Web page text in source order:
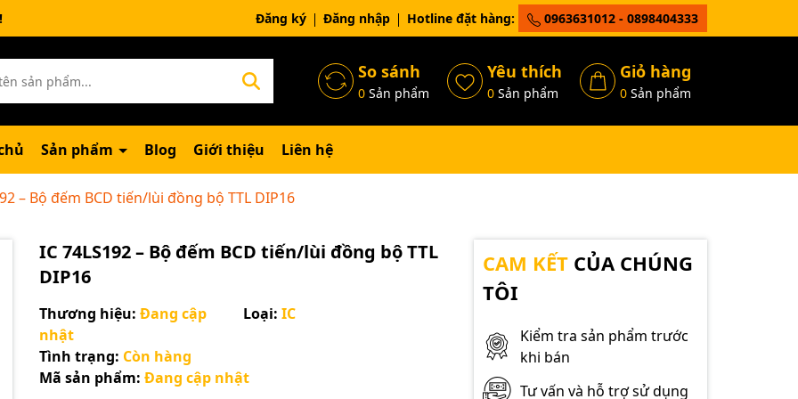
chờ đợi bạn Đăng ký Đăng nhập Hotline đặt hàng: 0963631012 - 0898404333
So sánh
0Sản phẩm
Yêu thích
0Sản phẩm
Giỏ hàng
0Sản phẩm
Sản phẩm Blog Giới thiệu Liên hệ
– Bộ đếm BCD tiến/lùi đồng bộ TTL DIP16
IC 74LS192 – Bộ đếm BCD tiến/lùi đồng bộ TTL
DIP16
Thương hiệu: Đang cập
nhật
Loại: IC
Tình trạng: Còn hàng
Mã sản phẩm: Đang cập nhật
CAM KẾTCỦA CHÚNG
TÔI
Kiểm tra sản phẩm trước
khi bán
Tư vấn và hỗ trợ sử dụng
Mã giảm giá: